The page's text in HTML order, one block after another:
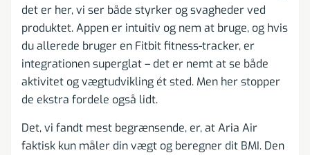
det er her, vi ser både styrker og svagheder ved
produktet. Appen er intuitiv og nem at bruge, og hvis
du allerede bruger en Fitbit fitness-tracker, er
integrationen superglat – det er nemt at se både
aktivitet og vægtudvikling ét sted. Men her stopper
de ekstra fordele også lidt.
Det, vi fandt mest begrænsende, er, at Aria Air
faktisk kun måler din vægt og beregner dit BMI. Den